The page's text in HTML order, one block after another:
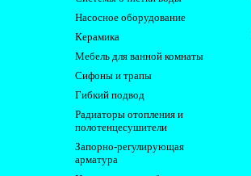
Насосное оборудование
Керамика
Мебель для ванной комнаты
Сифоны и трапы
Гибкий подвод
Радиаторы отопления и
полотенцесушители
Запорно-регулирующая
арматура